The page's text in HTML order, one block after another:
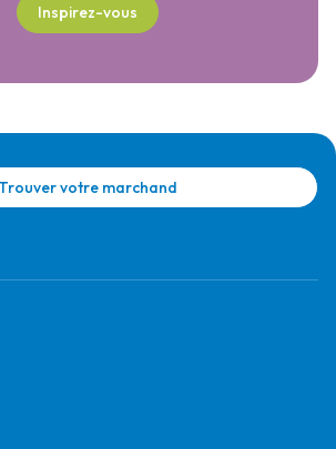
Inspirez-vous
Trouver votre marchand